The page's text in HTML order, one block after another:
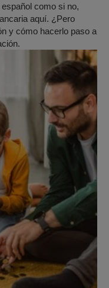
como si no,
aquí. ¿Pero
y cómo hacerlo paso a